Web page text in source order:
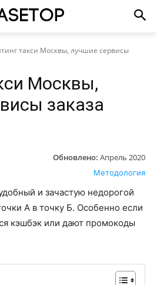
такси Москвы, лучшие сервисы
Москвы,
заказа
Обновлено: Апрель 2020
Методология
и зачастую недорогой
А в точку Б. Особенно если
кэшбэк или дают промокоды